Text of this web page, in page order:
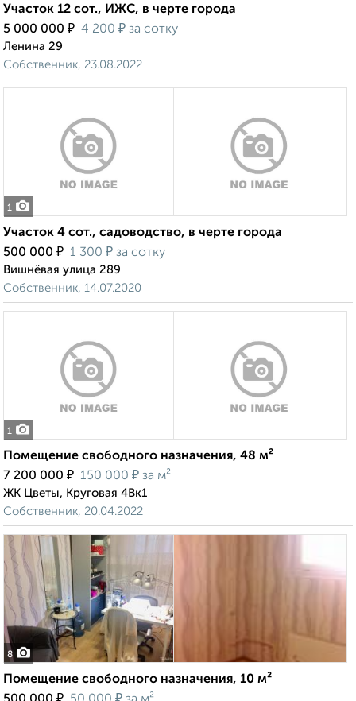
Участок 12 сот., ИЖС, в черте города
5 000 000 ₽ 4 200 ₽ за сотку
Ленина 29
Собственник, 23.08.2022
1
Участок 4 сот., садоводство, в черте города
500 000 ₽ 1 300 ₽ за сотку
Вишнёвая улица 289
Собственник, 14.07.2020
1
Помещение свободного назначения, 48 м²
7 200 000 ₽ 150 000 ₽ за м²
ЖК Цветы, Круговая 4Вк1
Собственник, 20.04.2022
8
Помещение свободного назначения, 10 м²